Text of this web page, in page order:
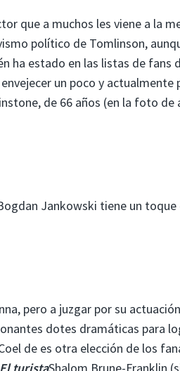
que a muchos les viene a la
político de Tomlinson,
estado en las listas de fans
un poco y actualmente
de 66 años (en la foto
Jankowski tiene un toque
pero a juzgar por su
dotes dramáticas para
de es otra elección de los
El turistaShalom Brune-Franklin